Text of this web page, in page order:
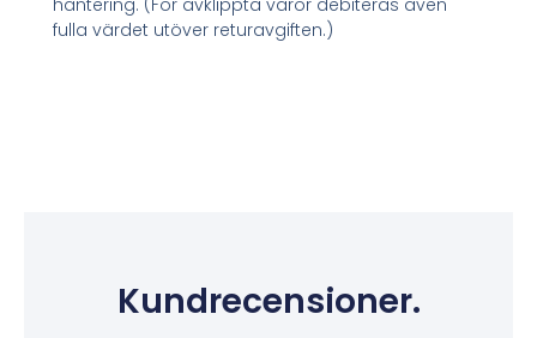
fulla värdet utöver returavgiften.)
Kundrecensioner.